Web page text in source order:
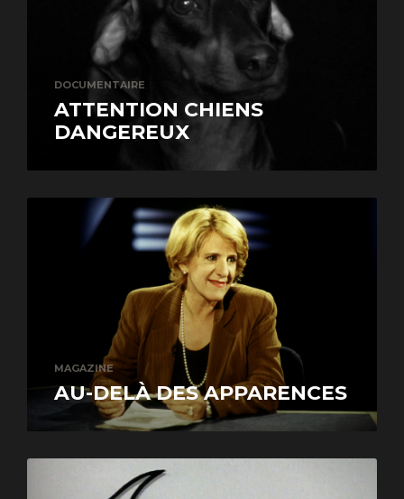
DOCUMENTAIRE
ATTENTION CHIENS
DANGEREUX
MAGAZINE
AU-DELÀ DES APPARENCES